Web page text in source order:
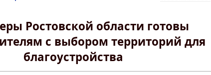
Ростовской области готовы
с выбором территорий для
благоустройства